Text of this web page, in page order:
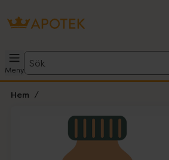
Meny
Sök
Hem
Lista: . Innehåller 1 objekt.